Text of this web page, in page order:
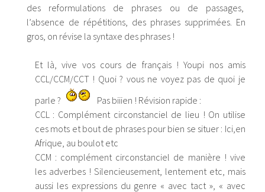
des reformulations de phrases ou de passages,
l’absence de répétitions, des phrases supprimées. En
gros, on révise la syntaxe des phrases !
Et là, vive vos cours de français ! Youpi nos amis
CCL/CCM/CCT ! Quoi ? vous ne voyez pas de quoi je
parle ?
Pas biiien ! Révision rapide :
CCL : Complément circonstanciel de lieu ! On utilise
ces mots et bout de phrases pour bien se situer : Ici,en
Afrique, au boulot etc
CCM : complément circonstanciel de manière ! vive
les adverbes ! Silencieusement, lentement etc, mais
aussi les expressions du genre « avec tact », « avec